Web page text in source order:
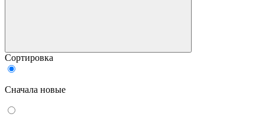
Сортировка
Сначала новые